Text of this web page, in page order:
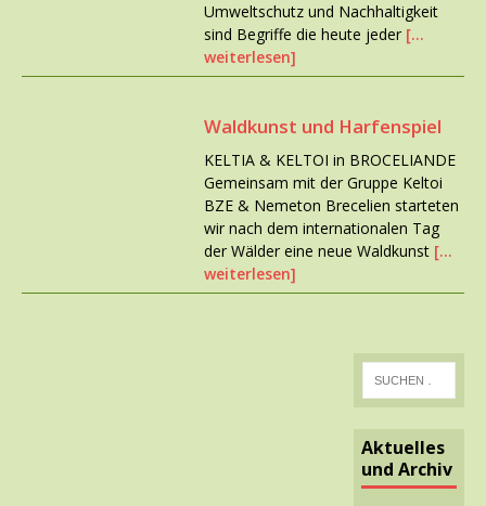
Umweltschutz und Nachhaltigkeit
sind Begriffe die heute jeder […
weiterlesen]
Waldkunst und Harfenspiel
KELTIA & KELTOI in BROCELIANDE
Gemeinsam mit der Gruppe Keltoi
BZE & Nemeton Brecelien starteten
wir nach dem internationalen Tag
der Wälder eine neue Waldkunst […
weiterlesen]
Aktuelles
und Archiv